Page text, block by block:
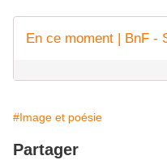
En ce moment | BnF -
#Image et poésie
Partager